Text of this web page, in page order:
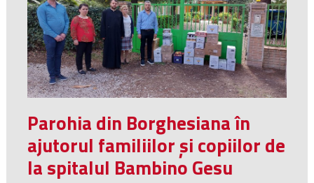
Parohia din Borghesiana în
ajutorul familiilor și copiilor de
la spitalul Bambino Gesu